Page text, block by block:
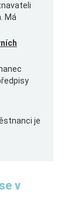
Má
je
v